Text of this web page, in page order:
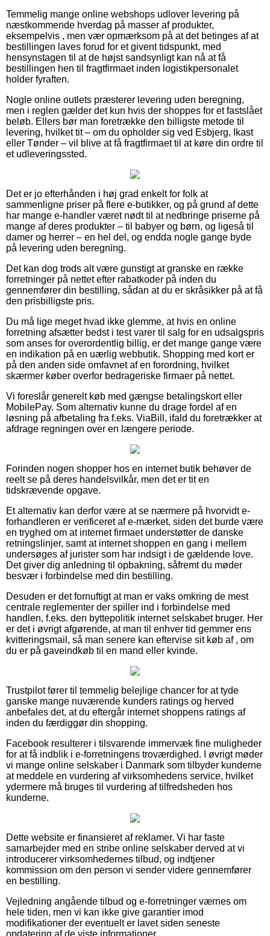
Temmelig mange online webshops udlover levering på
næstkommende hverdag på masser af produkter,
eksempelvis , men vær opmærksom på at det betinges af at
bestillingen laves forud for et givent tidspunkt, med
hensynstagen til at de højst sandsynligt kan nå at få
bestillingen hen til fragtfirmaet inden logistikpersonalet
holder fyraften.
Nogle online outlets præsterer levering uden beregning,
men i reglen gælder det kun hvis der shoppes for et fastslået
beløb. Ellers bør man foretrække den billigste metode til
levering, hvilket tit – om du opholder sig ved Esbjerg, Ikast
eller Tønder – vil blive at få fragtfirmaet til at køre din ordre til
et udleveringssted.
Det er jo efterhånden i høj grad enkelt for folk at
sammenligne priser på flere e-butikker, og på grund af dette
har mange e-handler været nødt til at nedbringe priserne på
mange af deres produkter – til babyer og børn, og ligeså til
damer og herrer – en hel del, og endda nogle gange byde
på levering uden beregning.
Det kan dog trods alt være gunstigt at granske en række
forretninger på nettet efter rabatkoder på inden du
gennemfører din bestilling, sådan at du er skråsikker på at få
den prisbilligste pris.
Du må lige meget hvad ikke glemme, at hvis en online
forretning afsætter bedst i test varer til salg for en udsalgspris
som anses for overordentlig billig, er det mange gange være
en indikation på en uærlig webbutik. Shopping med kort er
på den anden side omfavnet af en forordning, hvilket
skærmer køber overfor bedrageriske firmaer på nettet.
Vi foreslår generelt køb med gængse betalingskort eller
MobilePay. Som alternativ kunne du drage fordel af en
løsning på afbetaling fra f.eks. ViaBill, ifald du foretrækker at
afdrage regningen over en længere periode.
Forinden nogen shopper hos en internet butik behøver de
reelt se på deres handelsvilkår, men det er tit en
tidskrævende opgave.
Et alternativ kan derfor være at se nærmere på hvorvidt e-
forhandleren er verificeret af e-mærket, siden det burde være
en tryghed om at internet firmaet understøtter de danske
retningslinjer, samt at internet shoppen en gang i mellem
undersøges af jurister som har indsigt i de gældende love.
Det giver dig anledning til opbakning, såfremt du møder
besvær i forbindelse med din bestilling.
Desuden er det fornuftigt at man er vaks omkring de mest
centrale reglementer der spiller ind i forbindelse med
handlen, f.eks. den byttepolitik internet selskabet bruger. Her
er det i øvrigt afgørende, at man til enhver tid gemmer ens
kvitteringsmail, så man senere kan eftervise sit køb af , om
du er på gaveindkøb til en mand eller kvinde.
Trustpilot fører til temmelig belejlige chancer for at tyde
ganske mange nuværende kunders ratings og herved
anbefales det, at du eftergår internet shoppens ratings af
inden du færdiggør din shopping.
Facebook resulterer i tilsvarende immervæk fine muligheder
for at få indblik i e-forretningens troværdighed. I øvrigt møder
vi mange online selskaber i Danmark som tilbyder kunderne
at meddele en vurdering af virksomhedens service, hvilket
ydermere må bruges til vurdering af tilfredsheden hos
kunderne.
Dette website er finansieret af reklamer. Vi har faste
samarbejder med en stribe online selskaber derved at vi
introducerer virksomhedernes tilbud, og indtjener
kommission om den person vi sender videre gennemfører
en bestilling.
Vejledning angående tilbud og e-forretninger værnes om
hele tiden, men vi kan ikke give garantier imod
modifikationer der eventuelt er lavet siden seneste